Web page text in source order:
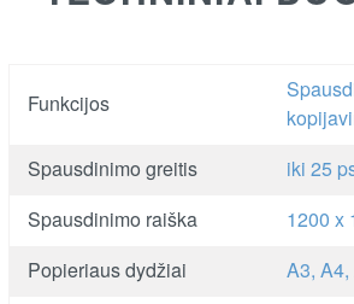
Funkcijos
Spausdinimo greitis
iki 25
Spausdinimo raiška
1200 x
Popieriaus dydžiai
A3,